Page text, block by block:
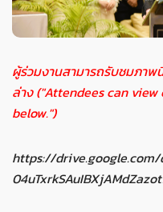
ผู้ร่วมงานสามารถรับชมภา
ล่าง ("Attendees can
below.")
https://